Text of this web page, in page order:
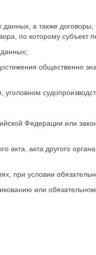
а также договоры,
по которому
общественно
Федерации или
акта другого
при условии
или